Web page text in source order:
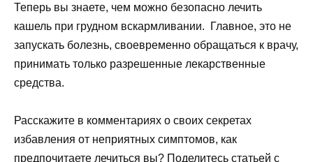
Теперь вы знаете, чем можно безопасно лечить
кашель при грудном вскармливании.
Главное, это не
запускать болезнь, своевременно обращаться к врачу,
принимать только разрешенные лекарственные
средства.
Расскажите в комментариях о своих секретах
избавления от неприятных симптомов, как
предпочитаете лечиться вы? Поделитесь статьей с